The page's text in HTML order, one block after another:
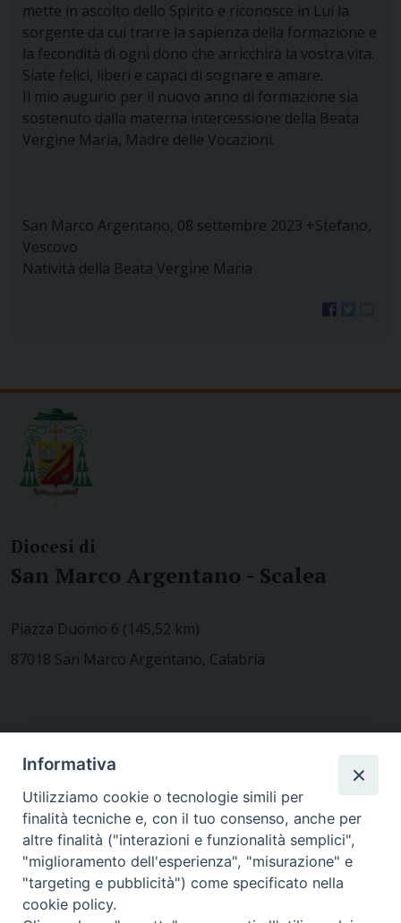
mette in ascolto dello Spirito e riconosce in Lui la
sorgente da cui trarre la sapienza della formazione e
la fecondità di ogni dono che arricchirà la vostra vita.
Siate felici, liberi e capaci di sognare e amare.
Il mio augurio per il nuovo anno di formazione sia
sostenuto dalla materna intercessione della Beata
Vergine Maria, Madre delle Vocazioni.
San Marco Argentano, 08 settembre 2023 +Stefano,
Vescovo
Natività della Beata Vergine Maria
Diocesi di
San Marco Argentano - Scalea
Piazza Duomo 6 (145,52 km)
87018 San Marco Argentano, Calabria
MODULISTICA
WEBMAIL
Informativa
Utilizziamo cookie o tecnologie simili per
finalità tecniche e, con il tuo consenso, anche per
altre finalità ("interazioni e funzionalità semplici",
"miglioramento dell'esperienza", "misurazione" e
"targeting e pubblicità") come specificato nella
cookie policy.